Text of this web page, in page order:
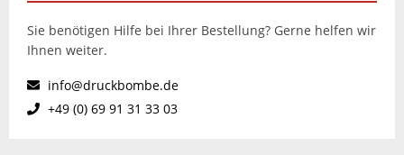
Sie benötigen Hilfe bei Ihrer Bestellung? Gerne helfen wir
Ihnen weiter.
info@druckbombe.de
+49 (0) 69 91 31 33 03